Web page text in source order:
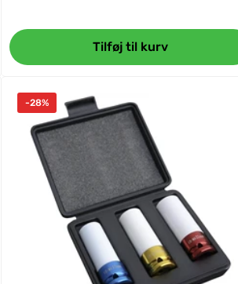
Tilføj til kurv
-28%